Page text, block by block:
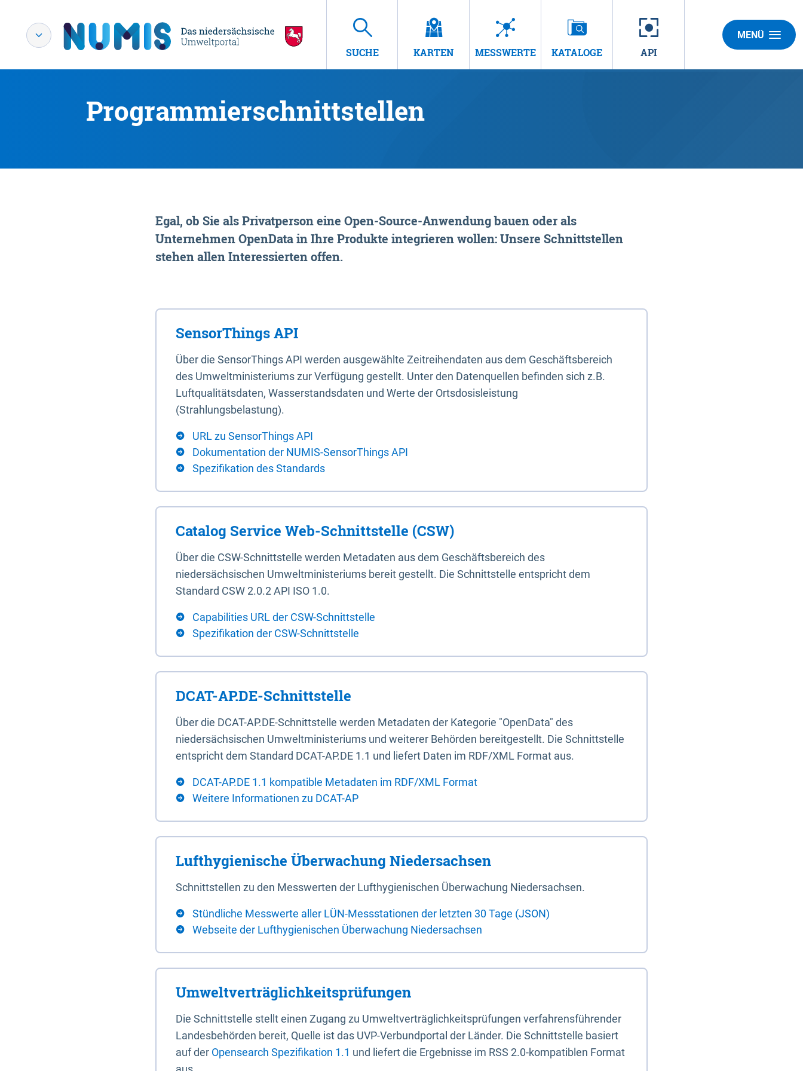
SUCHE KARTEN MESSWERTE KATALOGE API
MENÜ
Programmierschnittstellen
Egal, ob Sie als Privatperson eine Open-Source-Anwendung bauen oder als
Unternehmen OpenData in Ihre Produkte integrieren wollen: Unsere Schnittstellen
stehen allen Interessierten offen.
SensorThings API
Über die SensorThings API werden ausgewählte Zeitreihendaten aus dem Geschäftsbereich
des Umweltministeriums zur Verfügung gestellt. Unter den Datenquellen befinden sich z.B.
Luftqualitätsdaten, Wasserstandsdaten und Werte der Ortsdosisleistung
(Strahlungsbelastung).
URL zu SensorThings API
Dokumentation der NUMIS-SensorThings API
Spezifikation des Standards
Catalog Service Web-Schnittstelle (CSW)
Über die CSW-Schnittstelle werden Metadaten aus dem Geschäftsbereich des
niedersächsischen Umweltministeriums bereit gestellt. Die Schnittstelle entspricht dem
Standard CSW 2.0.2 API ISO 1.0.
Capabilities URL der CSW-Schnittstelle
Spezifikation der CSW-Schnittstelle
DCAT-AP.DE-Schnittstelle
Über die DCAT-AP.DE-Schnittstelle werden Metadaten der Kategorie "OpenData" des
niedersächsischen Umweltministeriums und weiterer Behörden bereitgestellt. Die Schnittstelle
entspricht dem Standard DCAT-AP.DE 1.1 und liefert Daten im RDF/XML Format aus.
DCAT-AP.DE 1.1 kompatible Metadaten im RDF/XML Format
Weitere Informationen zu DCAT-AP
Lufthygienische Überwachung Niedersachsen
Schnittstellen zu den Messwerten der Lufthygienischen Überwachung Niedersachsen.
Stündliche Messwerte aller LÜN-Messstationen der letzten 30 Tage (JSON)
Webseite der Lufthygienischen Überwachung Niedersachsen
Umweltverträglichkeitsprüfungen
Die Schnittstelle stellt einen Zugang zu Umweltverträglichkeitsprüfungen verfahrensführender
Landesbehörden bereit, Quelle ist das UVP-Verbundportal der Länder. Die Schnittstelle basiert
auf der Opensearch Spezifikation 1.1 und liefert die Ergebnisse im RSS 2.0-kompatiblen Format